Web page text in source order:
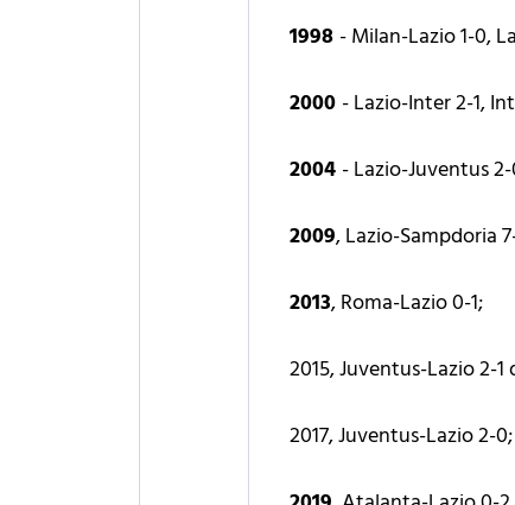
1998 - Milan-Lazio 1-0,
2000 - Lazio-Inter 2-1,
2004 - Lazio-Juventus
2009, Lazio-Sampdoria
2013, Roma-Lazio 0-1;
2015, Juventus-Lazio 2-1
2017, Juventus-Lazio 2-0;